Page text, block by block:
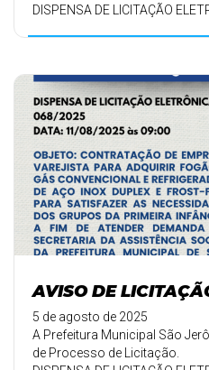
DISPENSA DE LICITAÇÃO
AVISO DE
5 de agosto de 2025
A Prefeitura Municipal São
de Processo de Licitação.